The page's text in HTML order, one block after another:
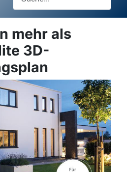
mehr als
3D-